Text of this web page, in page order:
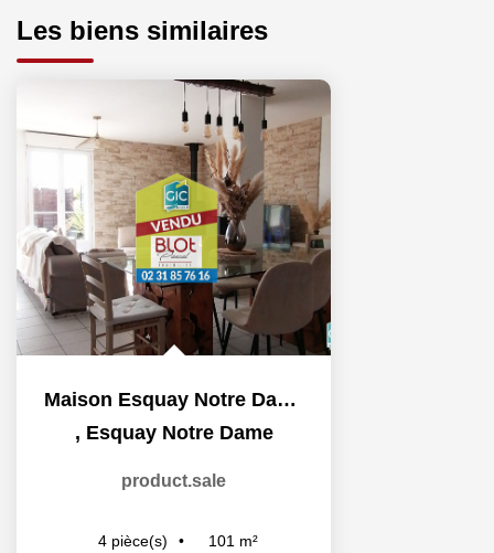
Les biens similaires
Maison Esquay Notre Dame 4 pièce(s) 101 m2
, Esquay Notre Dame
product.sale
4 pièce(s) 101 m²